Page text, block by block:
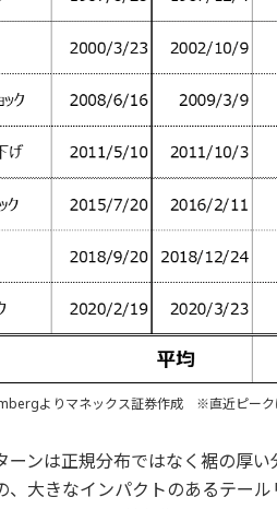
よりマネックス証券作成 ※直近ピーク
ーンは正規分布ではなく裾の厚
、大きなインパクトのあるテー